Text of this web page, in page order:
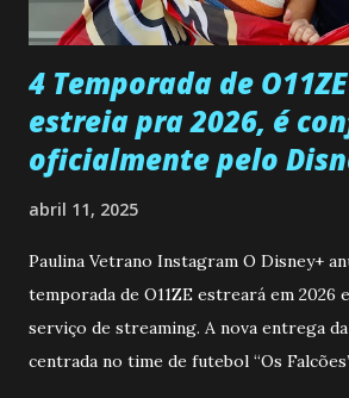
que a clínica inseminou por engano
...
4 Temporada de
estreia pra 2026, é
oficialmente pelo
abril 11, 2025
Paulina Vetrano Instagram O Disney+
temporada de O11ZE estreará em 2026
serviço de streaming. A nova entrega
centrada no time de futebol “Os